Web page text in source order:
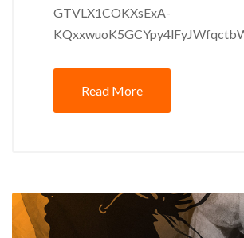
GTVLX1COKXsExA-
Read More